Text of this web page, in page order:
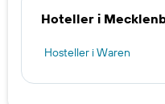
Hoteller i
Hosteller i Waren